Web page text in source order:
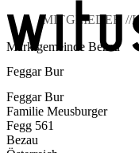
Blog
Projekte
Mitglieder
MITGLIEDER //
Marktgemeinde Bezau
Feggar Bur
Feggar Bur
Familie Meusburger
Fegg 561
Bezau